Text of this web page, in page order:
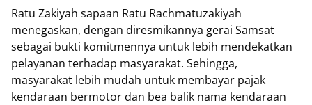
Ratu Zakiyah sapaan Ratu Rachmatuzakiyah
menegaskan, dengan diresmikannya gerai Samsat
sebagai bukti komitmennya untuk lebih mendekatkan
pelayanan terhadap masyarakat. Sehingga,
masyarakat lebih mudah untuk membayar pajak
kendaraan bermotor dan bea balik nama kendaraan